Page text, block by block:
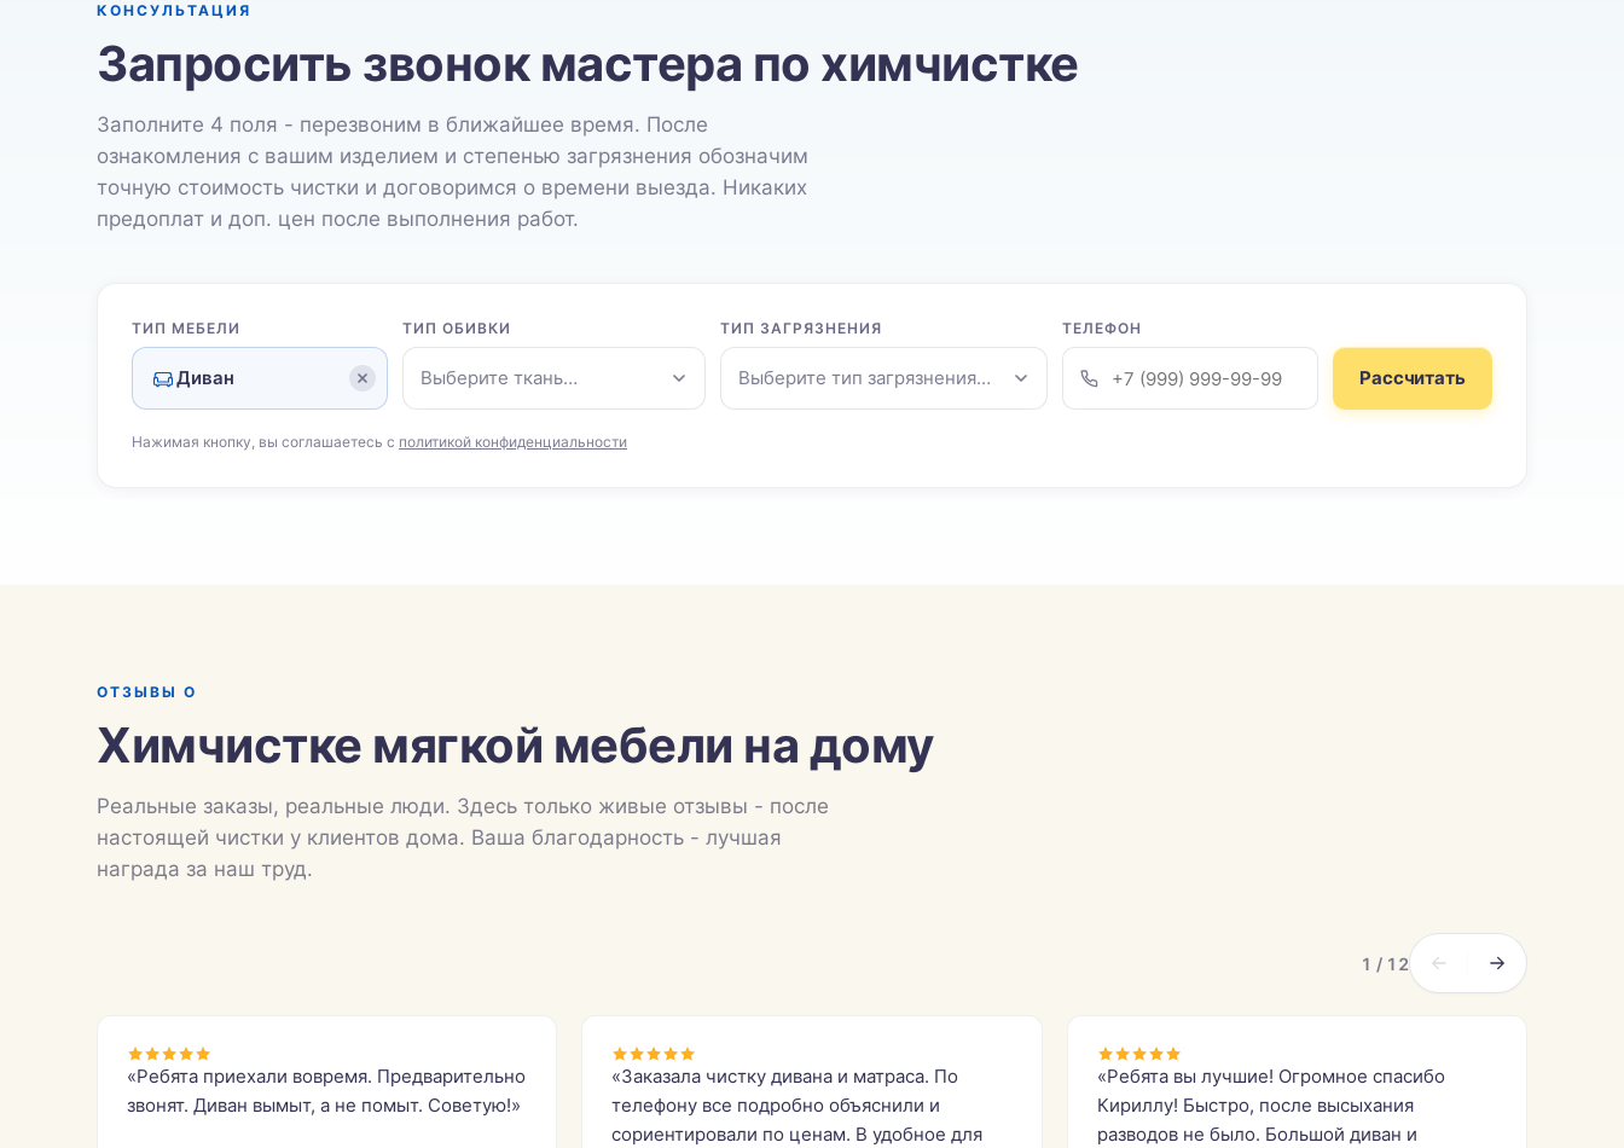
КОНСУЛЬТАЦИЯ
Запросить звонок мастера по химчистке
Заполните 4 поля - перезвоним в ближайшее время. После
ознакомления с вашим изделием и степенью загрязнения обозначим
точную стоимость чистки и договоримся о времени выезда. Никаких
предоплат и доп. цен после выполнения работ.
ТИП МЕБЕЛИ
Диван
ТИП ОБИВКИ
Выберите ткань…
ТИП ЗАГРЯЗНЕНИЯ
Выберите тип загрязнения…
ТЕЛЕФОН
Рассчитать
Нажимая кнопку, вы соглашаетесь с политикой конфиденциальности
ОТЗЫВЫ О
Химчистке мягкой мебели на дому
Реальные заказы, реальные люди. Здесь только живые отзывы - после
настоящей чистки у клиентов дома. Ваша благодарность - лучшая
награда за наш труд.
1 / 12
«Ребята приехали вовремя. Предварительно
звонят. Диван вымыт, а не помыт. Советую!»
«Заказала чистку дивана и матраса. По
телефону все подробно объяснили и
сориентировали по ценам. В удобное для
«Ребята вы лучшие! Огромное спасибо
Кириллу! Быстро, после высыхания
разводов не было. Большой диван и